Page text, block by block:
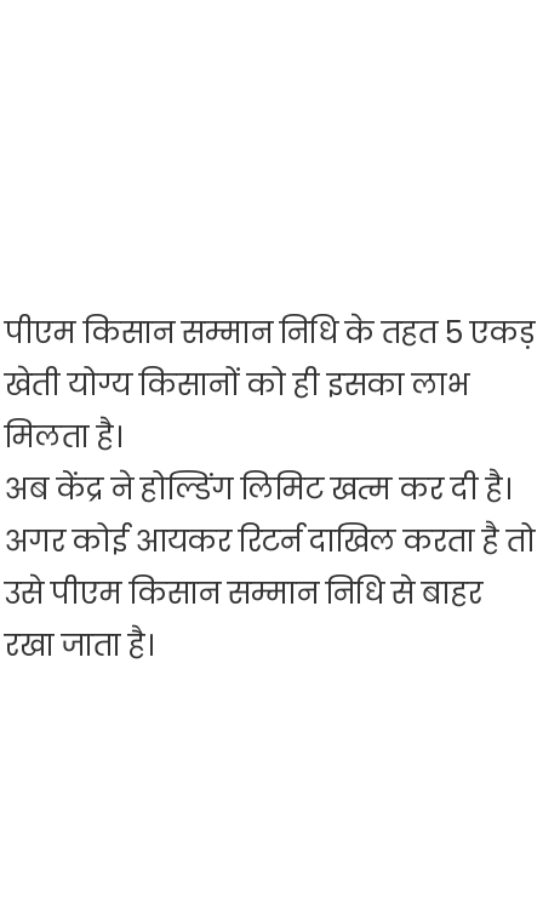
पीएम किसान सम्मान निधि के तहत 5 एकड़
खेती योग्य किसानों को ही इसका लाभ
मिलता है।
अब केंद्र ने होल्डिंग लिमिट खत्म कर दी है।
अगर कोई आयकर रिटर्न दाखिल करता है तो
उसे पीएम किसान सम्मान निधि से बाहर
रखा जाता है।